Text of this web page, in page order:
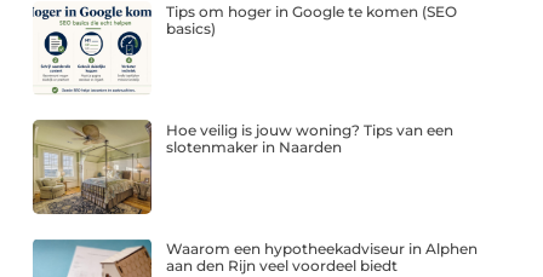
Tips om hoger in Google te komen (SEO
basics)
Hoe veilig is jouw woning? Tips van een
slotenmaker in Naarden
Waarom een hypotheekadviseur in Alphen
aan den Rijn veel voordeel biedt